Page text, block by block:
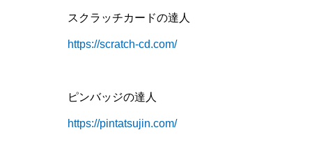
スクラッチカードの達人
https://scratch-cd.com/
ピンバッジの達人
https://pintatsujin.com/